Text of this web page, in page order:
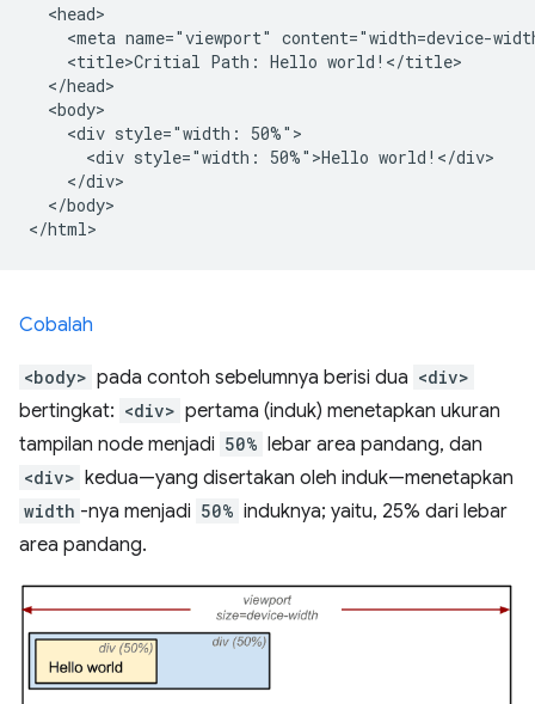
  <head>
<meta name="viewport" content="width=device-
    <title>Critial Path: Hello world!</title>
  </head>
  <body>
    <div style="width: 50%">
      <div style="width: 50%">Hello world!</div>
    </div>
  </body>
Cobalah
<body> pada contoh sebelumnya berisi dua <div>
bertingkat: <div> pertama (induk) menetapkan ukuran
tampilan node menjadi 50% lebar area pandang, dan
<div> kedua—yang disertakan oleh induk—menetapkan
width -nya menjadi 50% induknya; yaitu, 25% dari lebar
area pandang.